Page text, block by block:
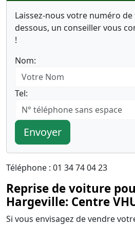
Laissez-nous votre numéro
dessous, un conseiller vous
!
Nom:
Tel:
Envoyer
Téléphone : 01 34 74 04 23
Reprise de voiture
Hargeville: Centre
Si vous envisagez de vendre